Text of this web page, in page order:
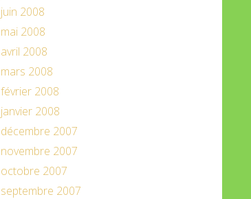
juin 2008
mai 2008
avril 2008
mars 2008
février 2008
janvier 2008
décembre 2007
novembre 2007
octobre 2007
septembre 2007